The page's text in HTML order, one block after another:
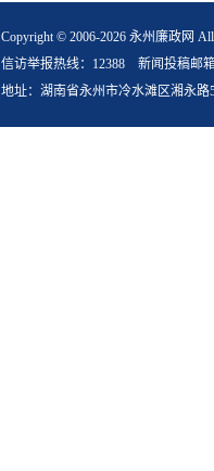
Copyright © 2006-2026 永州廉政网
信访举报热线：12388 新闻投稿邮
地址：湖南省永州市冷水滩区湘永